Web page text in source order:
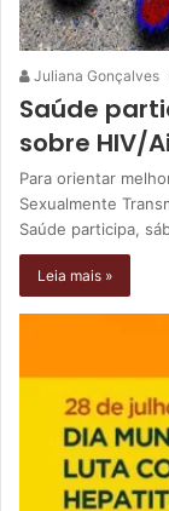
Juliana Gonçalves
Saúde
sobre HIV/
Para orientar
Sexualmente
Saúde participa,
Leia mais »